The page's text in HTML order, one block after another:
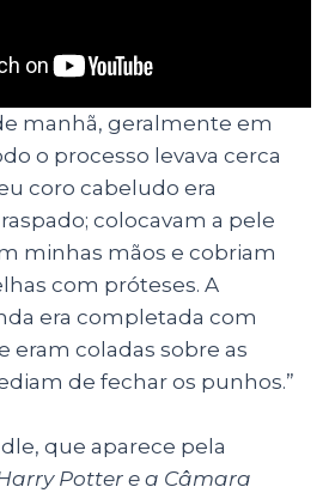
manhã, geralmente em
o processo levava cerca
coro cabeludo era
colocavam a pele
minhas mãos e cobriam
com próteses. A
era completada com
eram coladas sobre as
de fechar os punhos.”
que aparece pela
Potter e a Câmara